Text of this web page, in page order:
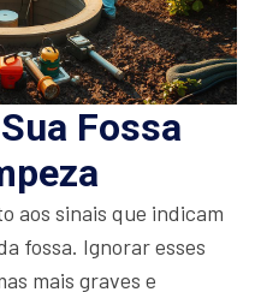
Fossa
aos sinais que indicam
fossa. Ignorar esses
mais graves e